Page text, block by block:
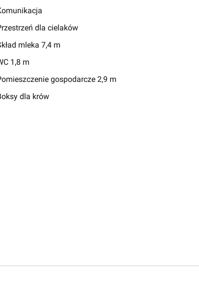
dla cielaków
mleka 7,4 m
1,8 m
gospodarcze 2,9 m
dla krów